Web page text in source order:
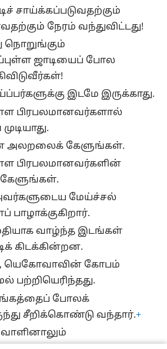
சாய்க்கப்படுவதற்கும்
நேரம் வந்துவிட்டது!
நொறுங்கும்
ஜாடியைப் போல
இடமே இருக்காது.
பிரபலமானவர்களால்
அலறலைக் கேளுங்கள்.
பிரபலமானவர்களின்
மேய்ச்சல்
பாழாக்குகிறார்.
வாழ்ந்த இடங்கள்
கிடக்கின்றன.
யெகோவாவின் கோபம்
பற்றியெரிந்தது.
போலக்
சீறிக்கொண்டு வந்தார்.+